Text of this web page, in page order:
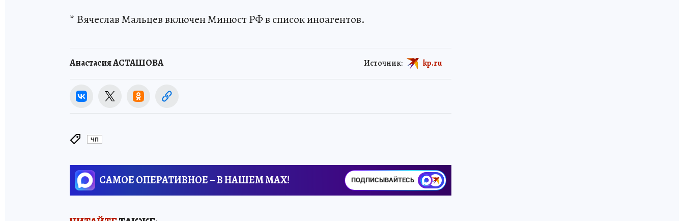
* Вячеслав Мальцев включен Минюст РФ в список иноагентов.
Анастасия АСТАШОВА Источник: kp.ru
ЧП
САМОЕ ОПЕРАТИВНОЕ – В НАШЕМ MAX! ПОДПИСЫВАЙТЕСЬ